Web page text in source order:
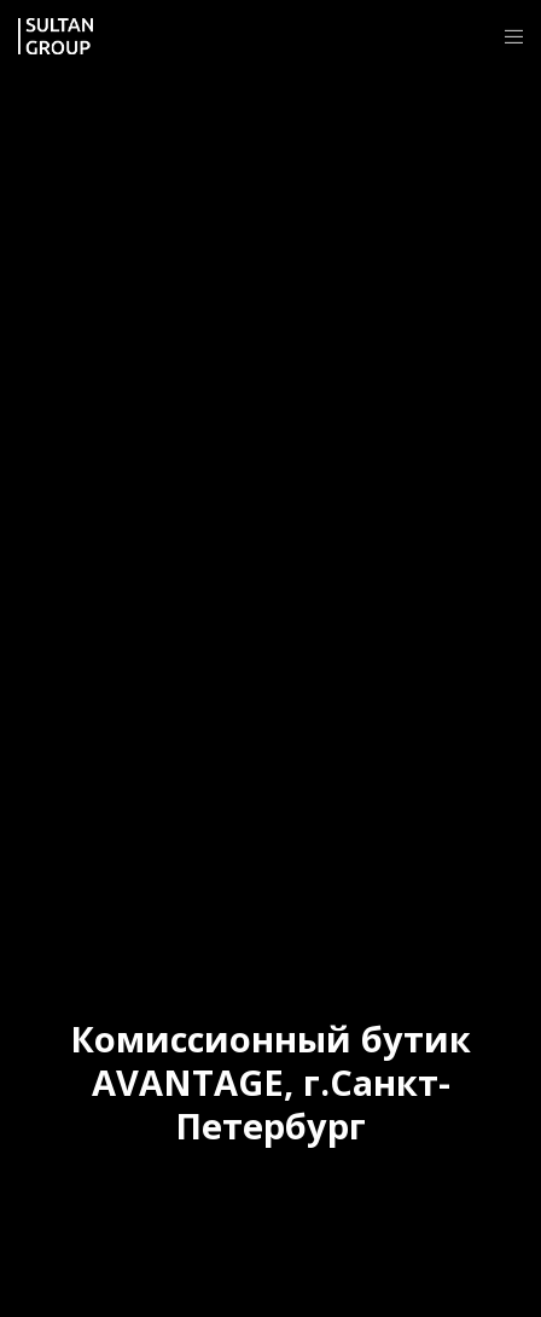
Комиссионный бутик
AVANTAGE, г.Санкт-
Петербург